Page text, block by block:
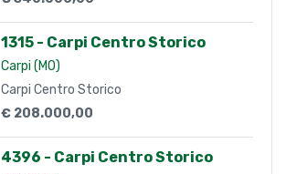
695 - Carpi Centro Storico
Carpi (MO)
Carpi Centro Storico
€ 178.000,00
1092 - Carpi Centro Storico